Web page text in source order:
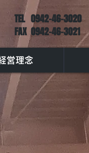
TEL 0942-46-3020
FAX 0942-46-3021
営理念